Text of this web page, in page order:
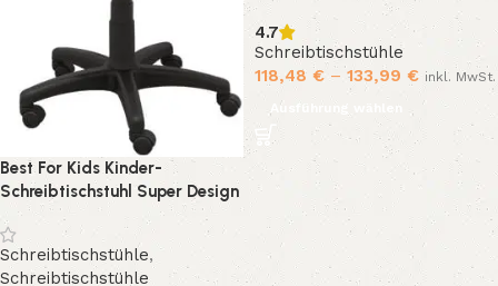
Best For Kids Kinder-
Schreibtischstuhl Super Design
Prinzessin Mädchen
Schreibtischstühle,
Schreibtischstühle
Drehstuhl höhenverstellbar,
ergonomisch, Kinder Bürostuhl
4.7
Schreibtischstühle
118,48 € – 133,99 € inkl. MwSt.
Ausführung wählen